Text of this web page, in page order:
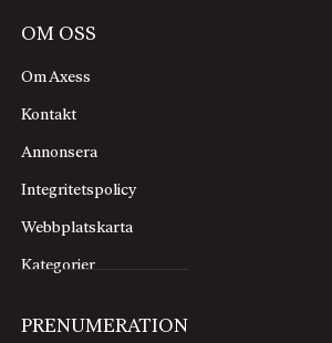
OM OSS
Om Axess
Kontakt
Annonsera
Integritetspolicy
Webbplatskarta
Kategorier
PRENUMERATION